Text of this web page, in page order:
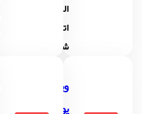
اتصال به
شبکه،پس...
ویدیو
پودمان 4